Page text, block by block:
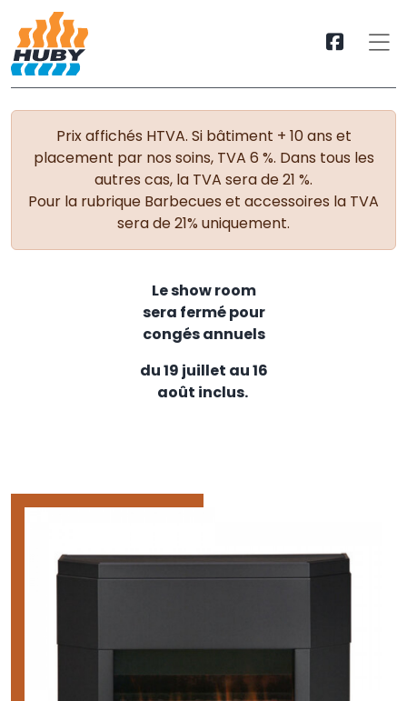
Prix affichés HTVA. Si bâtiment + 10 ans et
placement par nos soins, TVA 6 %. Dans tous les
autres cas, la TVA sera de 21 %.
Pour la rubrique Barbecues et accessoires la TVA
sera de 21% uniquement.
Le show room
sera fermé pour
congés annuels
du 19 juillet au 16
août inclus.